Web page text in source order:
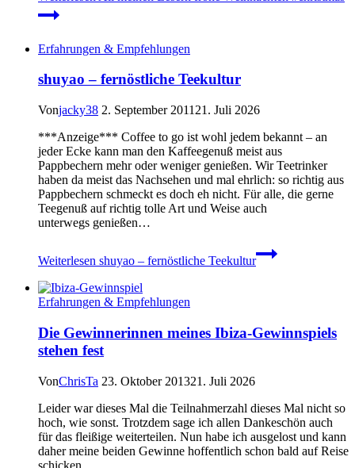
Erfahrungen & Empfehlungen
shuyao – fernöstliche Teekultur
Vonjacky38 2. September 2011 21. Juli 2026
***Anzeige*** Coffee to go ist wohl jedem bekannt – an
jeder Ecke kann man den Kaffeegenuß meist aus
Pappbechern mehr oder weniger genießen. Wir Teetrinker
haben da meist das Nachsehen und mal ehrlich: so richtig aus
Pappbechern schmeckt es doch eh nicht. Für alle, die gerne
Teegenuß auf richtig tolle Art und Weise auch
unterwegs genießen…
Weiterlesen shuyao – fernöstliche Teekultur
Erfahrungen & Empfehlungen
Die Gewinnerinnen meines Ibiza-Gewinnspiels
stehen fest
VonChrisTa 23. Oktober 201321. Juli 2026
Leider war dieses Mal die Teilnahmerzahl dieses Mal nicht so
hoch, wie sonst. Trotzdem sage ich allen Dankeschön auch
für das fleißige weiterteilen. Nun habe ich ausgelost und kann
daher meine beiden Gewinne hoffentlich schon bald auf Reise
schicken.